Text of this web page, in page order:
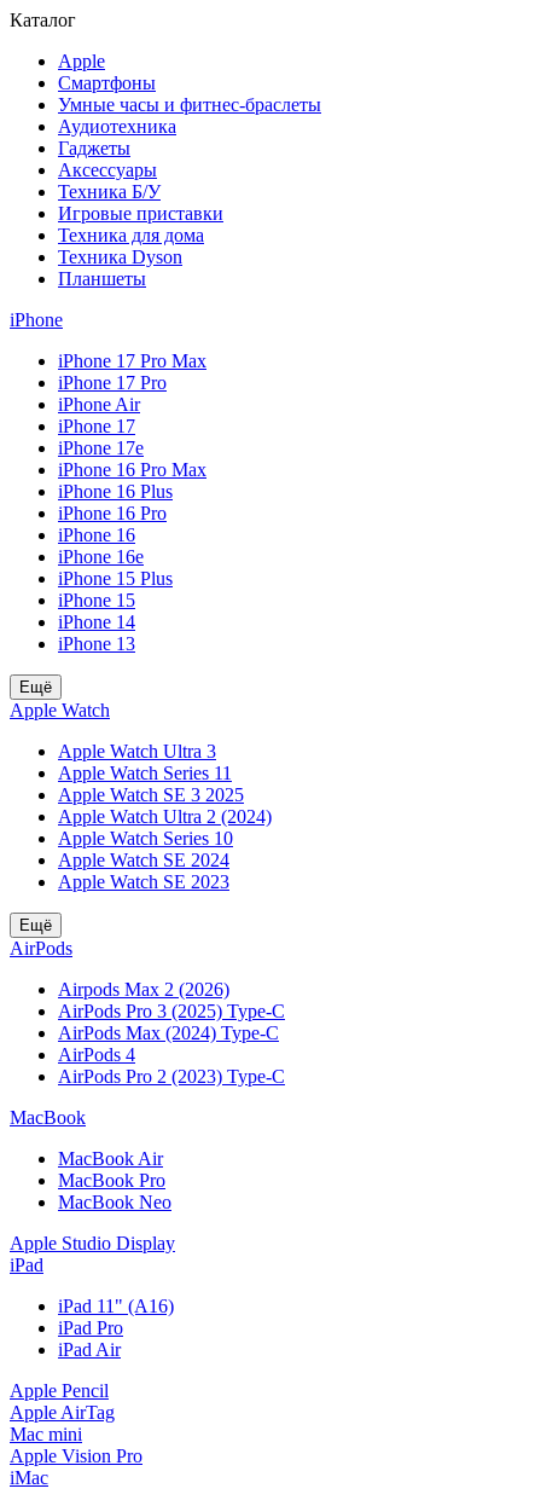
Каталог
Apple
Смартфоны
Умные часы и фитнес-браслеты
Аудиотехника
Гаджеты
Аксессуары
Техника Б/У
Игровые приставки
Техника для дома
Техника Dyson
Планшеты
iPhone
iPhone 17 Pro Max
iPhone 17 Pro
iPhone Air
iPhone 17
iPhone 17e
iPhone 16 Pro Max
iPhone 16 Plus
iPhone 16 Pro
iPhone 16
iPhone 16e
iPhone 15 Plus
iPhone 15
iPhone 14
iPhone 13
Ещё
Apple Watch
Apple Watch Ultra 3
Apple Watch Series 11
Apple Watch SE 3 2025
Apple Watch Ultra 2 (2024)
Apple Watch Series 10
Apple Watch SE 2024
Apple Watch SE 2023
Ещё
AirPods
Airpods Max 2 (2026)
AirPods Pro 3 (2025) Type-C
AirPods Max (2024) Type-C
AirPods 4
AirPods Pro 2 (2023) Type-C
MacBook
MacBook Air
MacBook Pro
MacBook Neo
Apple Studio Display
iPad
iPad 11" (A16)
iPad Pro
iPad Air
Apple Pencil
Apple AirTag
Mac mini
Apple Vision Pro
iMac